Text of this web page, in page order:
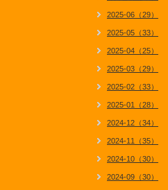
2025-06（29）
2025-05（33）
2025-04（25）
2025-03（29）
2025-02（33）
2025-01（28）
2024-12（34）
2024-11（35）
2024-10（30）
2024-09（30）